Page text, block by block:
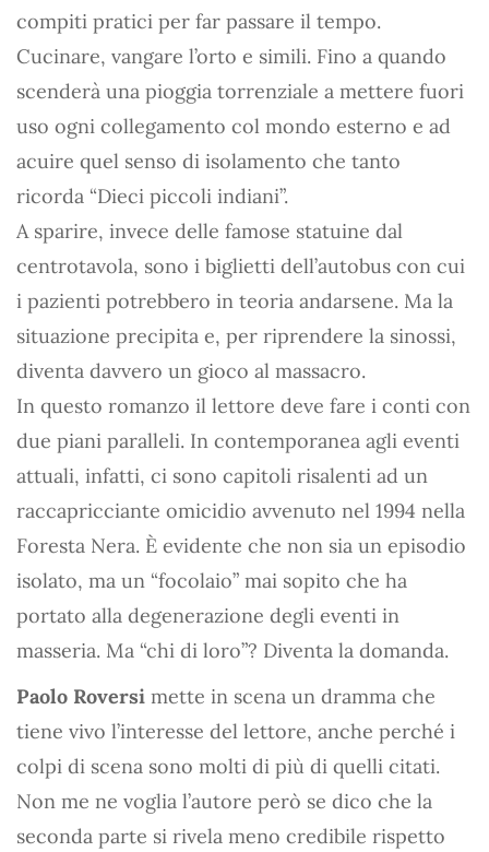
compiti pratici per far passare il tempo.
Cucinare, vangare l’orto e simili. Fino a quando
scenderà una pioggia torrenziale a mettere fuori
uso ogni collegamento col mondo esterno e ad
acuire quel senso di isolamento che tanto
ricorda “Dieci piccoli indiani”.
A sparire, invece delle famose statuine dal
centrotavola, sono i biglietti dell’autobus con cui
i pazienti potrebbero in teoria andarsene. Ma la
situazione precipita e, per riprendere la sinossi,
diventa davvero un gioco al massacro.
In questo romanzo il lettore deve fare i conti con
due piani paralleli. In contemporanea agli eventi
attuali, infatti, ci sono capitoli risalenti ad un
raccapricciante omicidio avvenuto nel 1994 nella
Foresta Nera. È evidente che non sia un episodio
isolato, ma un “focolaio” mai sopito che ha
portato alla degenerazione degli eventi in
masseria. Ma “chi di loro”? Diventa la domanda.
Paolo Roversi mette in scena un dramma che
tiene vivo l’interesse del lettore, anche perché i
colpi di scena sono molti di più di quelli citati.
Non me ne voglia l’autore però se dico che la
seconda parte si rivela meno credibile rispetto